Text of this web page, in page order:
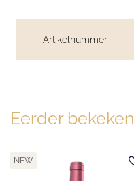
Artikelnummer
Eerder bekeken
NEW